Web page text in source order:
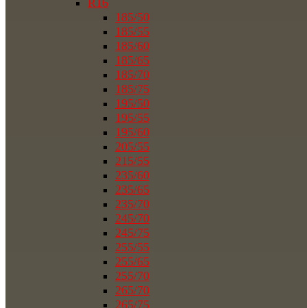
R16
185/50
185/55
185/60
185/65
185/70
185/75
195/50
195/55
195/60
205/55
215/55
235/60
235/65
235/70
245/70
245/75
255/55
255/65
255/70
265/70
265/75